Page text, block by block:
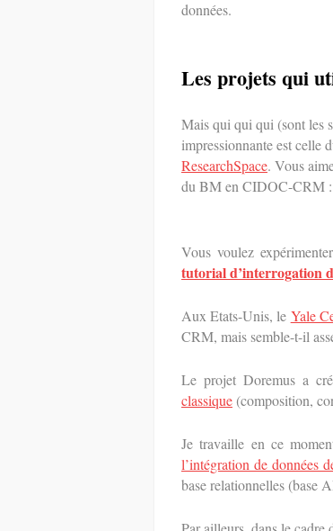
données.
Les projets qui
Mais qui qui qui (sont les
impressionnante est celle
ResearchSpace. Vous
du BM en CIDOC-CRM :
Vous voulez
tutorial d’interrogation
Aux Etats-Unis, le Yale
CRM, mais semble-t-il
Le projet Doremus a
classique (composition,
Je travaille en ce
l’intégration de données
base relationnelles (base